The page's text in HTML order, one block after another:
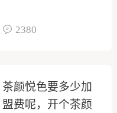
2380
茶颜悦色要多少加
盟费呢，开个茶颜